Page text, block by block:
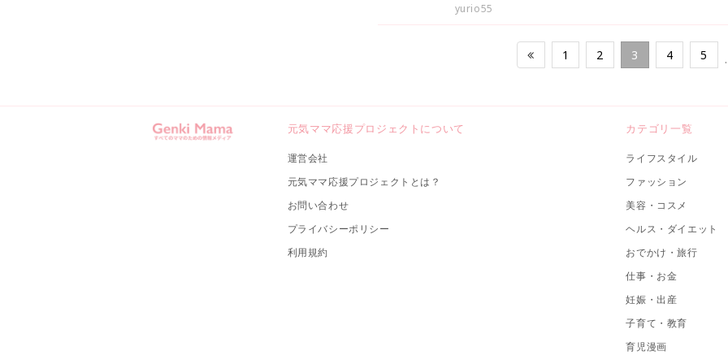
yurio55
1 2 3 4 5
元気ママ応援プロジェクトについて
運営会社
元気ママ応援プロジェクトとは？
お問い合わせ
プライバシーポリシー
利用規約
カテゴリ一覧
ライフスタイル
ファッション
美容・コスメ
ヘルス・ダイエット
おでかけ・旅行
仕事・お金
妊娠・出産
子育て・教育
育児漫画